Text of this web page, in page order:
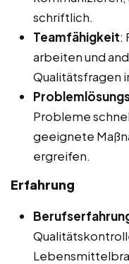
schriftlich.
Teamfähigkeit:
arbeiten und
Qualitätsfragen
Probleme
geeignete
ergreifen.
Erfahrung